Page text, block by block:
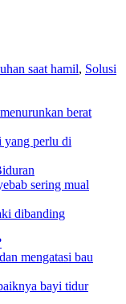
saat hamil, Solusi
berat
yang perlu di
sering mual
mengatasi bau
bayi tidur